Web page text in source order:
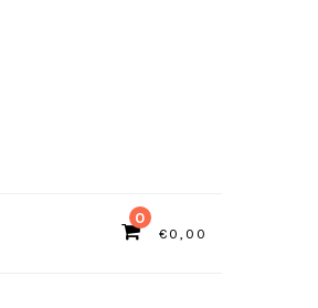
0
€ 0,00